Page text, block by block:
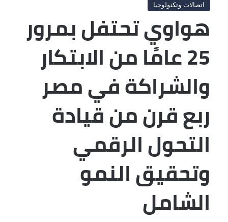
اتصالات وتكنولوجيا
هواوي تحتفل بمرور
25 عامًا من الابتكار
والشراكة في مصر
ربع قرن من قيادة
التحول الرقمي
وتحقيق النمو
الشامل